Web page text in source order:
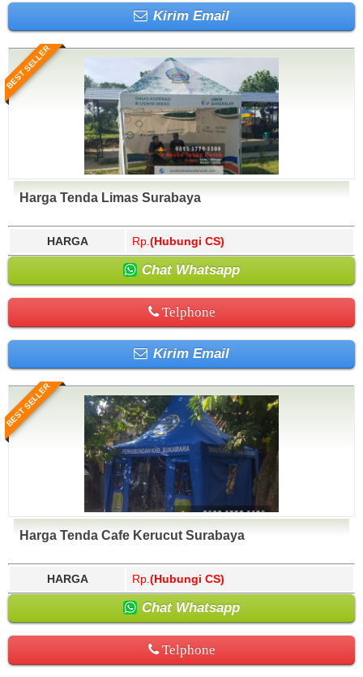
Kirim Email
BEST SELLER
Harga Tenda Limas Surabaya
HARGA Rp. (Hubungi CS)
Chat Whatsapp
Telphone
Kirim Email
BEST SELLER
Harga Tenda Cafe Kerucut Surabaya
HARGA Rp. (Hubungi CS)
Chat Whatsapp
Telphone